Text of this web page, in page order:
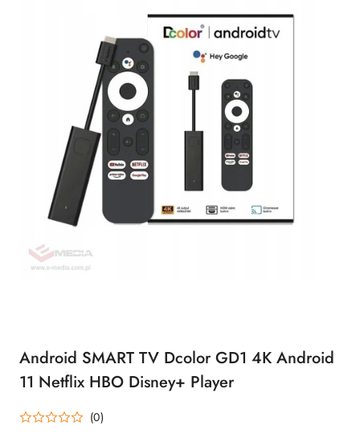
Android SMART TV Dcolor GD1 4K Android
11 Netflix HBO Disney+ Player
(0)